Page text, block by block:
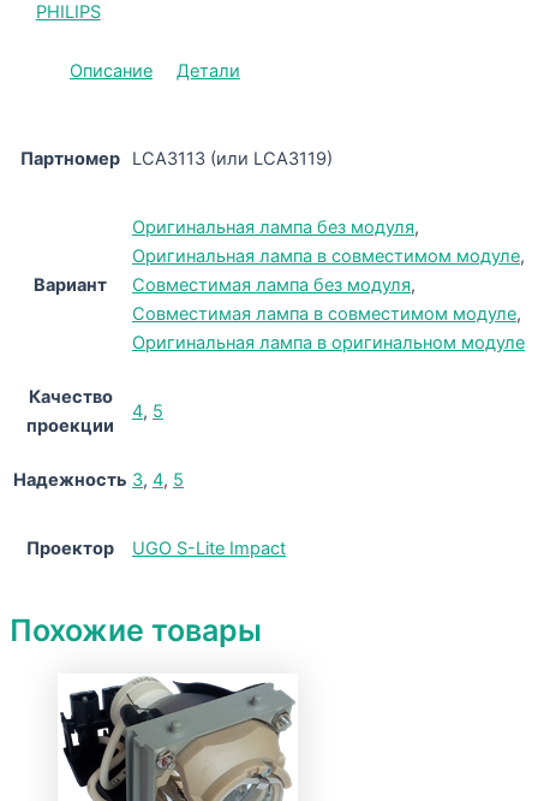
PHILIPS
Описание Детали
Партномер LCA3113 (или LCA3119)
Вариант
Оригинальная лампа без модуля,
Оригинальная лампа в совместимом модуле,
Совместимая лампа без модуля,
Совместимая лампа в совместимом модуле,
Оригинальная лампа в оригинальном модуле
Качество
проекции
4, 5
Надежность 3, 4, 5
Проектор UGO S-Lite Impact
Похожие товары